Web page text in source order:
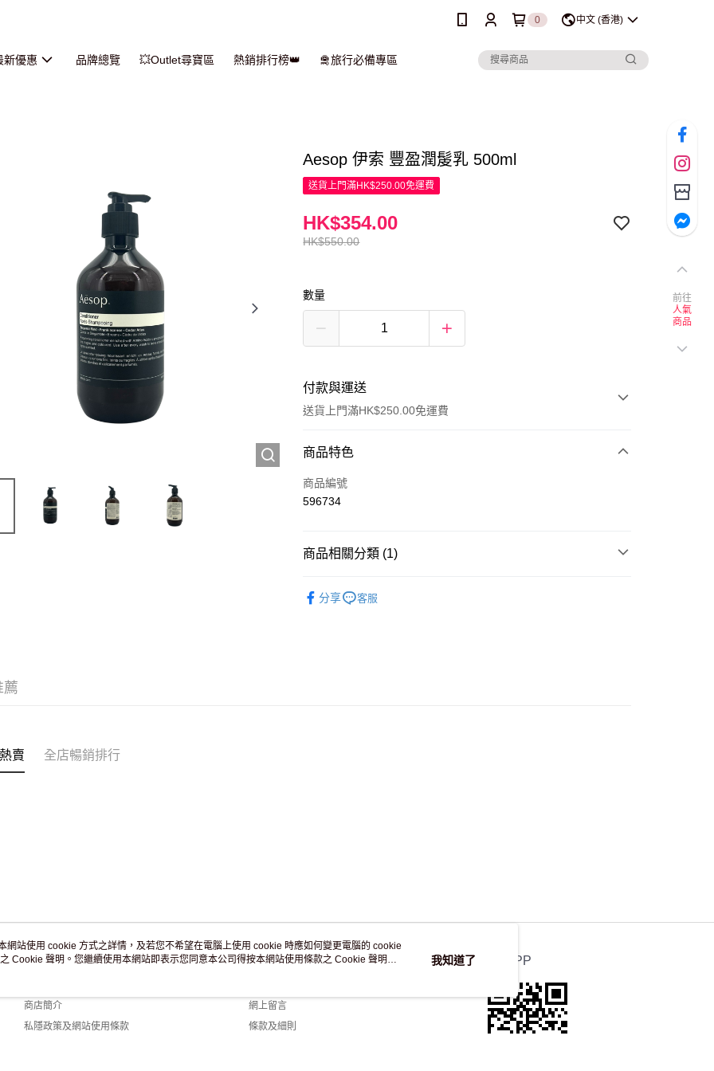
0 中文 (香港)
新優惠 品牌總覽 💥Outlet尋寶區 熱銷排行榜👑 🛅旅行必備專區
Aesop 伊索 豐盈潤髲乳 500ml
送貨上門滿HK$250.00免運費
HK$550.00
HK$354.00
數量
付款與運送
送貨上門滿HK$250.00免運費
付款方式
信用卡
商品特色
商品編號
596734
商品相關分類 (1)
分享
客服
薦
賣 全店暢銷排行
關於我們
商店簡介
私隱政策及網站使用條款
客戶服務
網上留言
條款及細則
官方APP
前往
人氣
商品
網站使用 cookie 方式之詳情，及若您不希望在電腦上使用 cookie 時應如何變更電腦的 cookie
Cookie 聲明。您繼續使用本網站即表示您同意本公司得按本網站使用條款之 Cookie 聲明使
我知道了